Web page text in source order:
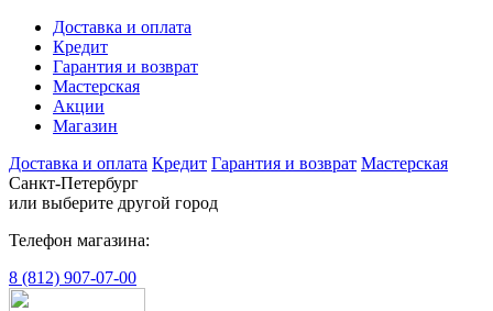
Доставка и оплата
Кредит
Гарантия и возврат
Мастерская
Акции
Магазин
Доставка и оплата Кредит Гарантия и возврат Мастерская
Санкт-Петербург
или выберите другой город
Телефон магазина:
8 (812) 907-07-00